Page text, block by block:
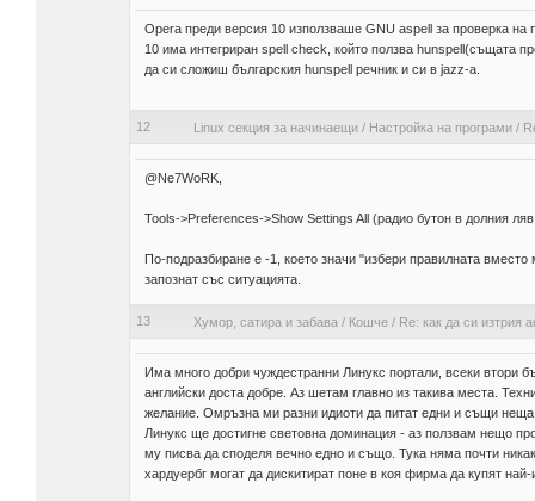
Opera преди версия 10 използваше GNU aspell за проверка
10 има интегриран spell check, който ползва hunspell(същата
да си сложиш българския hunspell речник и си в jazz-а.
12 Linux секция за начинаещи/ Настройка на програми/
@Ne7WoRK,
Tools->Preferences->Show Settings All (радио бутон в долния
По-подразбиране е -1, което значи "избери правилната
запознат със ситуацията.
13 Хумор, сатира и забава / Кошче/ Re: как да си изтрия
Има много добри чуждестранни Линукс портали, всеки втори
английски доста добре. Аз шетам главно из такива места.
желание. Омръзна ми разни идиоти да питат едни и същи
Линукс ще достигне световна доминация - аз ползвам нещо
му писва да споделя вечно едно и също. Тука няма почти
хардуербг могат да дискитират поне в коя фирма да купят най-